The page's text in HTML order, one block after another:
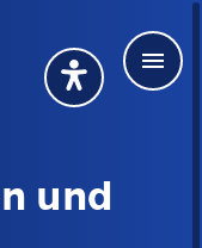
Übersetzung
Deutsch
und
in Google